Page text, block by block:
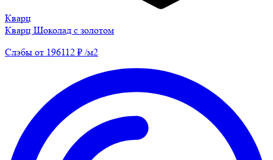
Кварц
Кварц Шоколад с золотом
Слэбы от 196112 ₽ /м2